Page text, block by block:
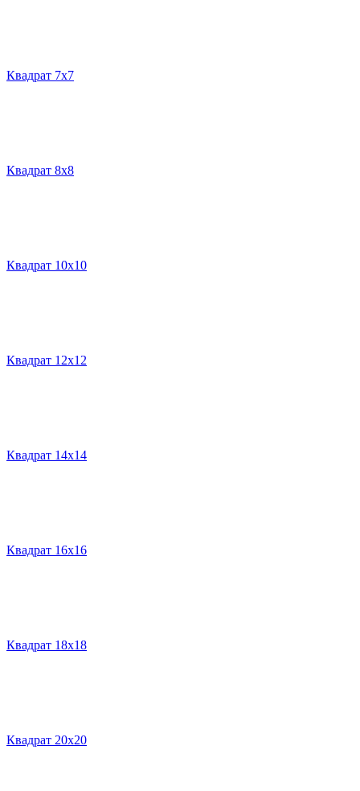
Квадрат 7х7
Квадрат 8х8
Квадрат 10х10
Квадрат 12х12
Квадрат 14х14
Квадрат 16х16
Квадрат 18х18
Квадрат 20х20